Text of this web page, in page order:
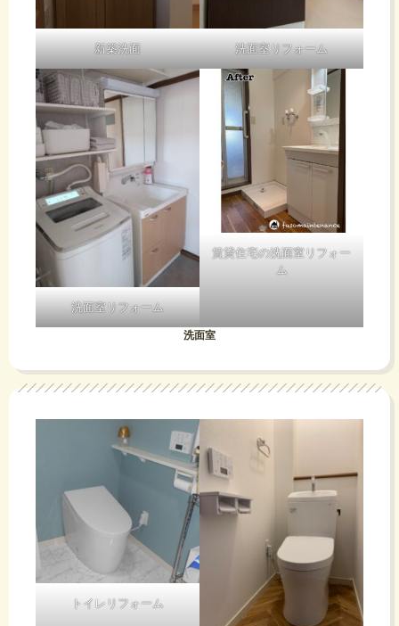
新築洗面 洗面室リフォーム
洗面室リフォーム
賃貸住宅の洗面室リフォー
ム
洗面室
トイレリフォーム